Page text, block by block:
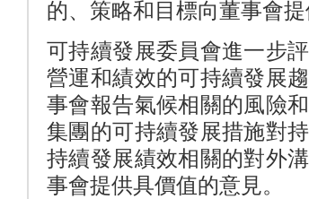
的、策略和目標向董事會提
可持續發展委員會進一步
營運和績效的可持續發展
事會報告氣候相關的風險
集團的可持續發展措施對
持續發展績效相關的對外
事會提供具價值的意見。